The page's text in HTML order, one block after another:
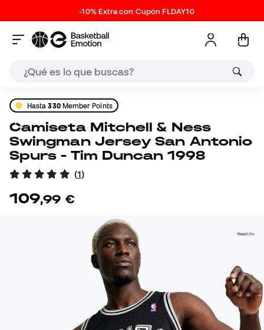
-10% Extra con Cupón FLDAY10
Hasta330Member Points
Camiseta Mitchell & Ness
Swingman Jersey San Antonio
Spurs - Tim Duncan 1998
(1)
109,99 €